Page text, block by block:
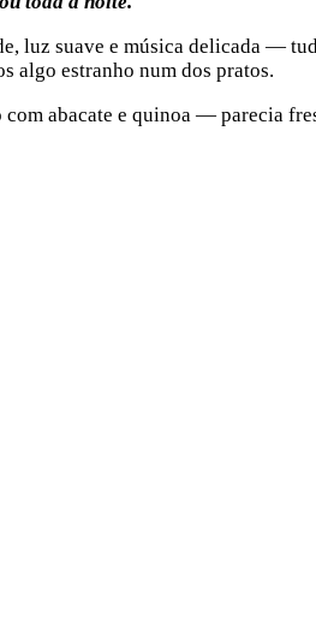
luz suave e música delicada —
algo estranho num dos pratos.
abacate e quinoa — parecia